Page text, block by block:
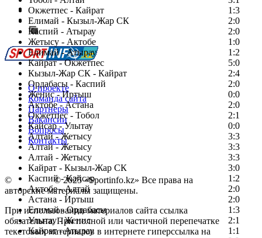
Окжетпес - Кайрат
1:3
Елимай - Кызыл-Жар СК
2:0
Каспий - Атырау
2:0
Жетысу - Актобе
1:0
Елимай - Атырау
1:2
Кайрат - Окжетпес
5:0
Кызыл-Жар СК - Кайрат
2:4
Ордабасы - Каспий
2:0
Женис - Иртыш
0:0
Актобе - Астана
2:0
Окжетпес - Тобол
2:1
Кайсар - Улытау
0:0
Алтай - Жетысу
3:3
Алтай - Жетысу
3:3
Алтай - Жетысу
3:3
Кайрат - Кызыл-Жар СК
3:0
Каспий - Кайсар
1:2
Актобе - Алтай
2:0
Астана - Иртыш
2:0
Елимай - Ордабасы
1:3
Улытау - Женис
2:1
Кайрат - Атырау
1:1
Есть идея?
Сообщить о мероприятии
Перейти на старый сайт
О проекте
Команда сайта
Партнеры
Вакансии
Вопросы
Контакты
© Copyright© 2025 «Sportinfo.kz» Все права на
авторские материалы защищены.
При использовании материалов сайта ссылка
обязательна. При полной или частичной перепечатке
текстовых материалов в интернете гиперссылка на